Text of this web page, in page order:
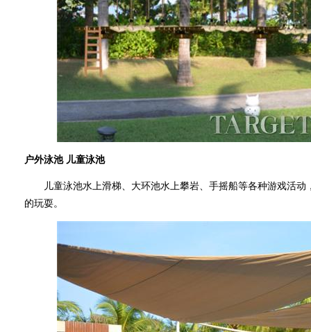
户外泳池 儿童泳池
儿童泳池水上滑梯、大环池水上攀岩、手摇船等各种游戏活动
的玩耍。